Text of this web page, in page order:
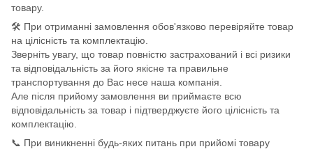
товару.
🛠️ При отриманні замовлення обов'язково перевіряйте товар
на цілісність та комплектацію.
Зверніть увагу, що товар повністю застрахований і всі ризики
та відповідальність за його якісне та правильне
транспортування до Вас несе наша компанія.
Але після прийому замовлення ви приймаєте всю
відповідальність за товар і підтверджуєте його цілісність та
комплектацію.
📞 При виникненні будь-яких питань при прийомі товару